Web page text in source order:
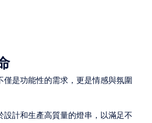
僅是功能性的需求，更是情感與氛圍
設計和生產高質量的燈串，以滿足不